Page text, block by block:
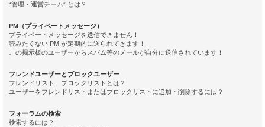
“管理・運営チーム” とは？
PM（プライベートメッセージ）
プライベートメッセージを送信できません！
読みたくない PM が定期的に送られてきます！
この掲示板のユーザーからスパム等のメールが自分に送信されています！
フレンドユーザーとブロックユーザー
フレンドリスト、ブロックリストとは？
ユーザーをフレンドリストまたはブロックリストに追加・削除するには？
フォーラムの検索
検索するには？